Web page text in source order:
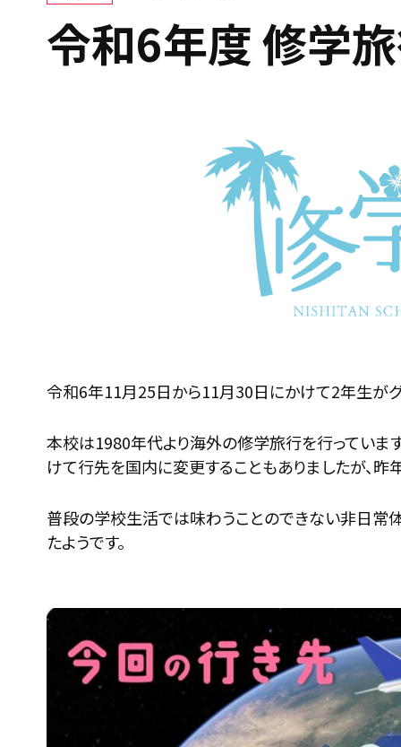
令和6年度 修学
令和6年11月25日から11月30日にかけて2年生が
本校は1980年代より海外の修学旅行を行っていま
けて行先を国内に変更することもありましたが、昨
普段の学校生活では味わうことのできない非日常
たようです。